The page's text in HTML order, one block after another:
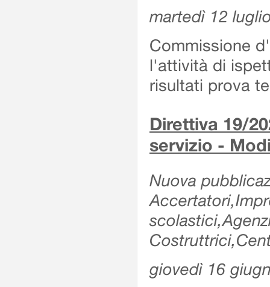
martedì 12
Commissione
l'attività di
risultati prova
Direttiva 19/
servizio -
Nuova
giovedì 16